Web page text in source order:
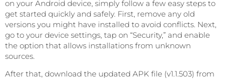
on your Android device, simply follow a few easy steps to
get started quickly and safely. First, remove any old
versions you might have installed to avoid conflicts. Next,
go to your device settings, tap on “Security,” and enable
the option that allows installations from unknown
sources.
After that, download the updated APK file (v1.1.503) from